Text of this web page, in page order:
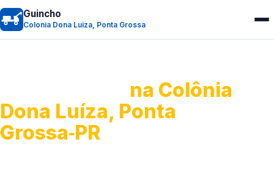
Guincho
Colonia Dona Luiza, Ponta Grossa
na Colônia
Dona Luíza, Ponta
Grossa‑PR